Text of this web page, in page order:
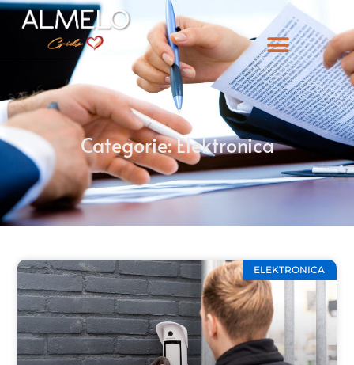
Categorie: Elektronica
ELEKTRONICA